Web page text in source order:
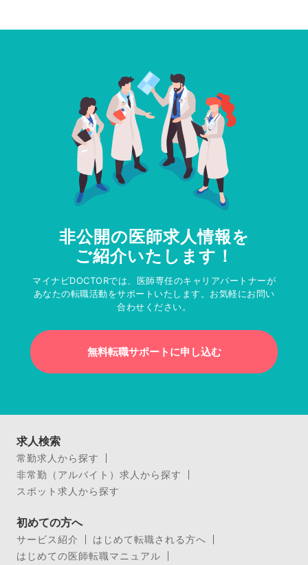
非公開の医師求人情報を
ご紹介いたします！
マイナビDOCTORでは、医師専任のキャリアパートナーが
あなたの転職活動をサポートいたします。お気軽にお問い
合わせください。
無料転職サポートに申し込む
求人検索
常勤求人から探す
非常勤（アルバイト）求人から探す
スポット求人から探す
初めての方へ
サービス紹介
はじめて転職される方へ
はじめての医師転職マニュアル